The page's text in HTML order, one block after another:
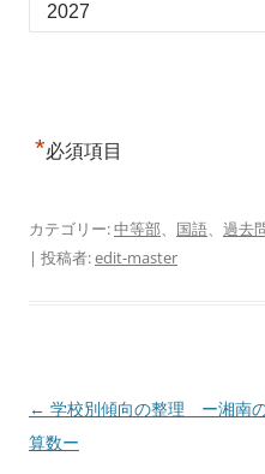
*必須項目
カテゴリー:中等部、 国語、 過去
| 投稿者:edit-master
投
稿
← 学校別傾向の整理 ー湘南
算数ー